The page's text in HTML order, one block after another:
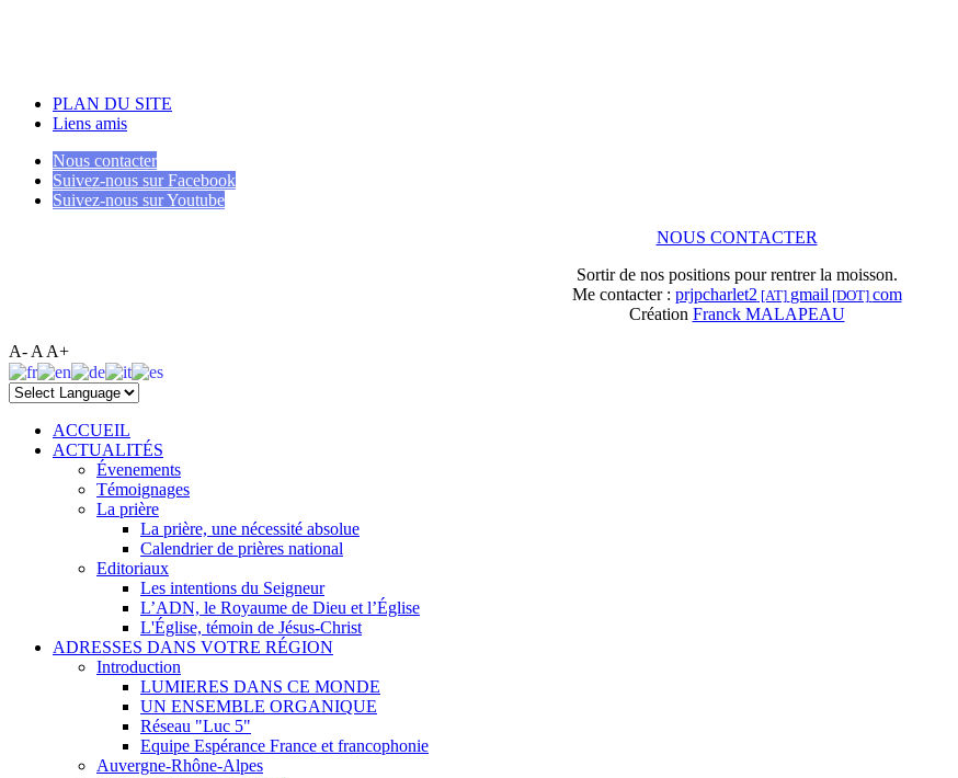
PLAN DU SITE
Liens amis
Nous contacter
Suivez-nous sur Facebook
Suivez-nous sur Youtube
NOUS CONTACTER
Sortir de nos positions pour rentrer la moisson.
Me contacter : prjpcharlet2 [AT] gmail [DOT] com
Création Franck MALAPEAU
A- A A+
ACCUEIL
ACTUALITÉS
Évenements
Témoignages
La prière
La prière, une nécessité absolue
Calendrier de prières national
Editoriaux
Les intentions du Seigneur
L’ADN, le Royaume de Dieu et l’Église
L'Église, témoin de Jésus-Christ
ADRESSES DANS VOTRE RÉGION
Introduction
LUMIERES DANS CE MONDE
UN ENSEMBLE ORGANIQUE
Réseau "Luc 5"
Equipe Espérance France et francophonie
Auvergne-Rhône-Alpes